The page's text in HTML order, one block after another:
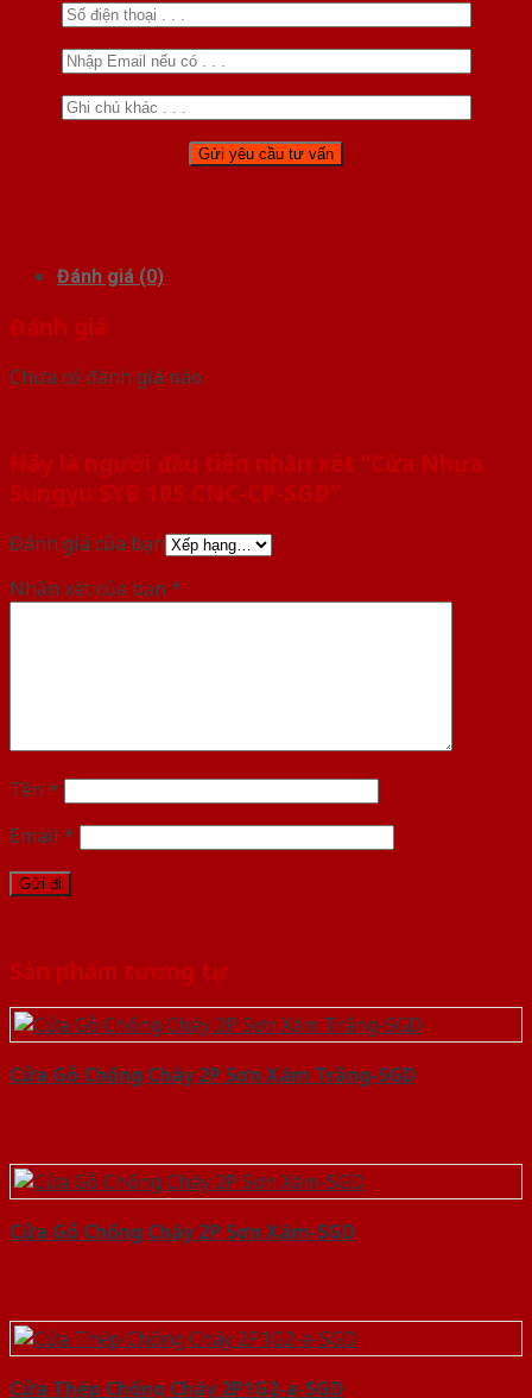
Đánh giá (0)
Đánh giá
Chưa có đánh giá nào.
Hãy là người đầu tiên nhận xét “Cửa Nhựa
Sungyu SYB 105 CNC-CP-SGD”
Đánh giá của bạn
Nhận xét của bạn *
Tên *
Email *
Sản phẩm tương tự
Cửa Gỗ Chống Cháy 2P Sơn Xám Trắng-SGD
Cửa Gỗ Chống Cháy 2P Sơn Xám-SGD
Cửa Thép Chống Cháy 2P1G2-a-SGD